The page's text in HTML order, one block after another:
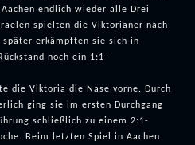
endlich wieder alle Drei
spielten die Viktorianer nach
später erkämpften sie sich in
noch ein 1:1-
die Viktoria die Nase vorne. Durch
ging sie im ersten Durchgang
schließlich zu einem 2:1-
Beim letzten Spiel in Aachen